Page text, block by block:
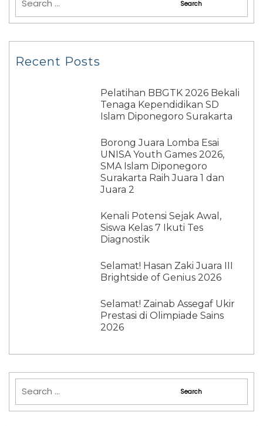
Recent Posts
Pelatihan BBGTK 2026 Bekali
Tenaga Kependidikan SD
Islam Diponegoro Surakarta
Borong Juara Lomba Esai
UNISA Youth Games 2026,
SMA Islam Diponegoro
Surakarta Raih Juara 1 dan
Juara 2
Kenali Potensi Sejak Awal,
Siswa Kelas 7 Ikuti Tes
Diagnostik
Selamat! Hasan Zaki Juara III
Brightside of Genius 2026
Selamat! Zainab Assegaf Ukir
Prestasi di Olimpiade Sains
2026